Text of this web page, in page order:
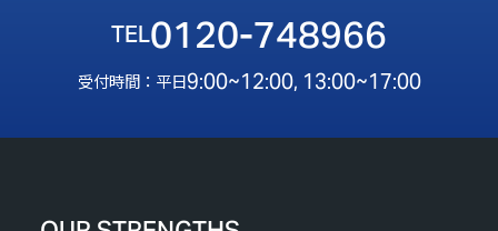
0120-748966
受付時間：平日9:00~12:00, 13:00~17:00